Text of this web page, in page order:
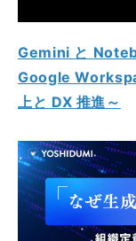
Gemini と
Google
上と DX 推進～